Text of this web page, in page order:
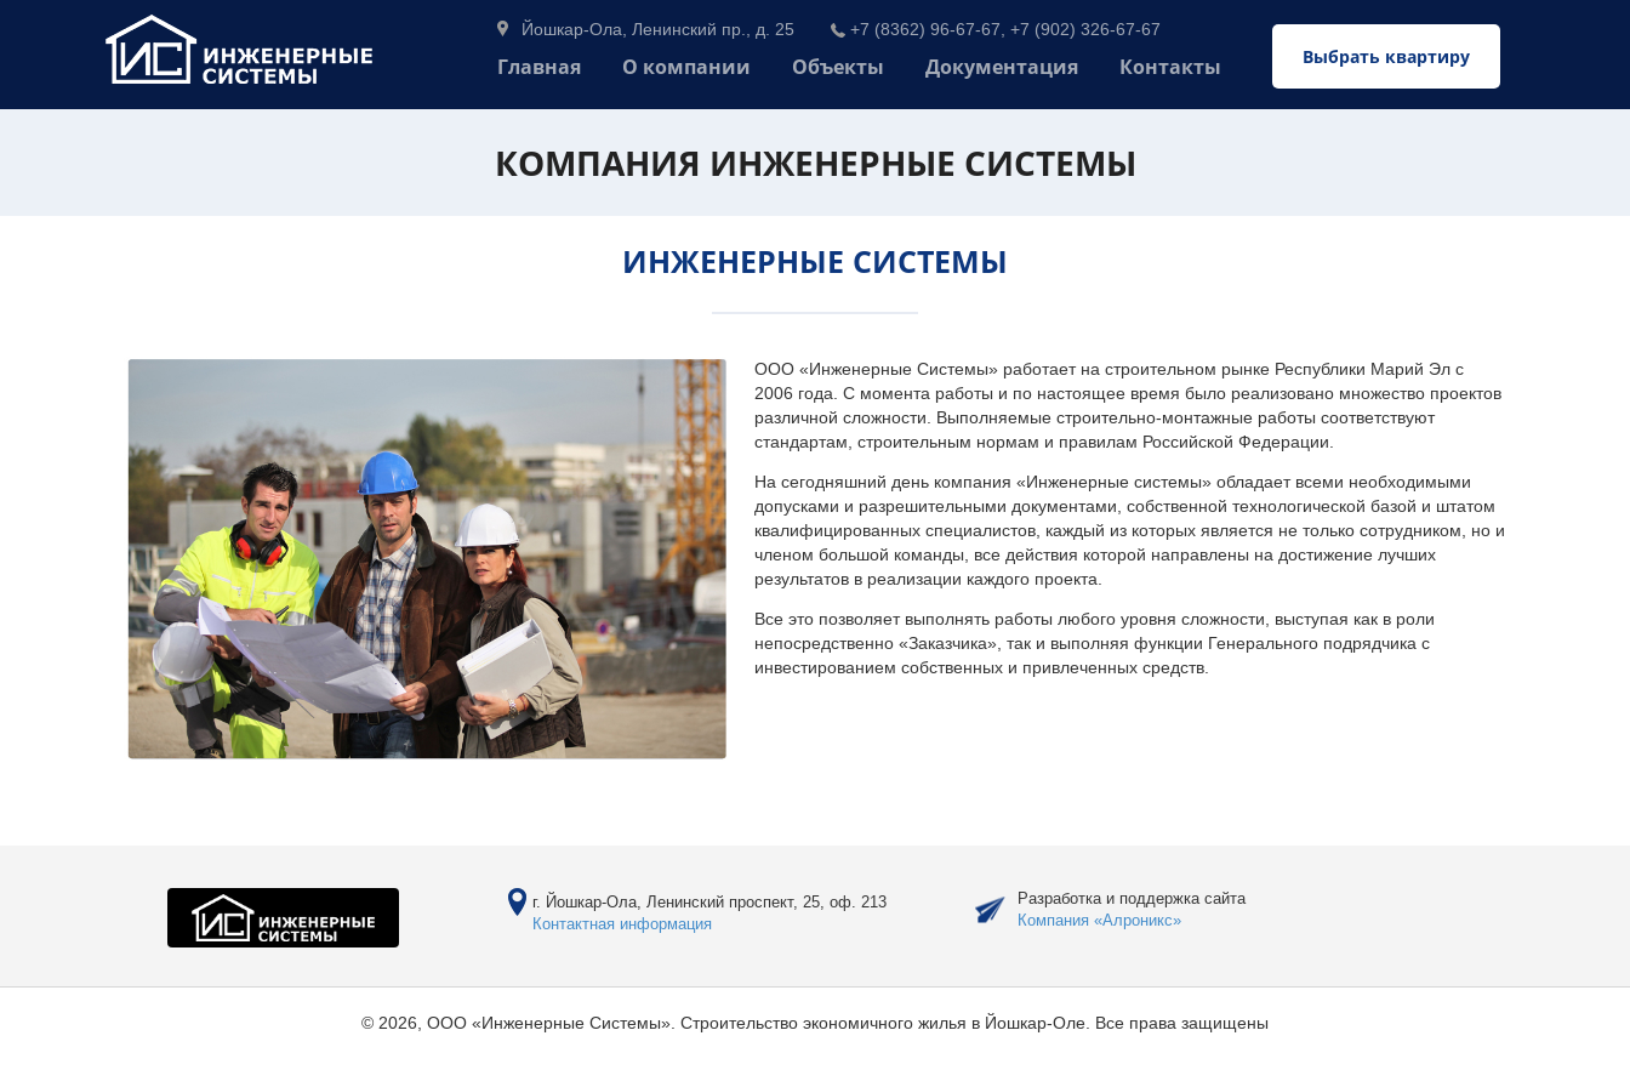
Выбрать квартиру
Йошкар-Ола, Ленинский пр., д. 25 +7 (8362) 96-67-67, +7 (902) 326-67-67
Главная О компании Объекты Документация Контакты
КОМПАНИЯ ИНЖЕНЕРНЫЕ СИСТЕМЫ
ИНЖЕНЕРНЫЕ СИСТЕМЫ
ООО «Инженерные Системы» работает на строительном рынке Республики Марий Эл с
2006 года. С момента работы и по настоящее время было реализовано множество проектов
различной сложности. Выполняемые строительно-монтажные работы соответствуют
стандартам, строительным нормам и правилам Российской Федерации.
На сегодняшний день компания «Инженерные системы» обладает всеми необходимыми
допусками и разрешительными документами, собственной технологической базой и штатом
квалифицированных специалистов, каждый из которых является не только сотрудником, но и
членом большой команды, все действия которой направлены на достижение лучших
результатов в реализации каждого проекта.
Все это позволяет выполнять работы любого уровня сложности, выступая как в роли
непосредственно «Заказчика», так и выполняя функции Генерального подрядчика с
инвестированием собственных и привлеченных средств.
г. Йошкар-Ола, Ленинский проспект, 25, оф. 213
Контактная информация
Разработка и поддержка сайта
Компания «Алроникс»
© 2026, ООО «Инженерные Системы». Строительство экономичного жилья в Йошкар-Оле. Все права защищены